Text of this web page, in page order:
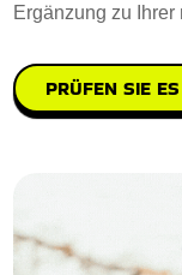
Ergänzung zu
PRÜFEN SIE